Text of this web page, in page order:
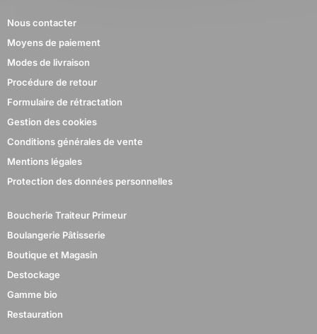
Nous contacter
Moyens de paiement
Modes de livraison
Procédure de retour
Formulaire de rétractation
Gestion des cookies
Conditions générales de vente
Mentions légales
Protection des données personnelles
Boucherie Traiteur Primeur
Boulangerie Pâtisserie
Boutique et Magasin
Destockage
Gamme bio
Restauration